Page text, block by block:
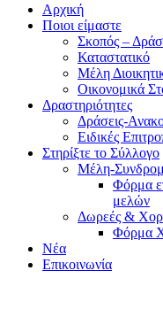
Αρχική
Ποιοι είμαστε
Σκοπός –
Καταστατικό
Μέλη
Οικονομικά
Δραστηριότητες
Δράσεις-
Ειδικές
Στηρίξτε το Σύλλογο
Μέλη-
Φόρμα
μελών
Δωρεές &
Φόρμα
Νέα
Επικοινωνία